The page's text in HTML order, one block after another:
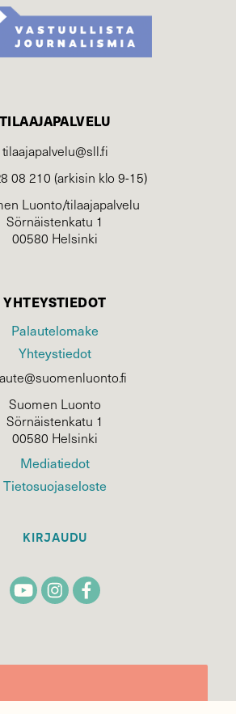
TILAAJAPALVELU
tilaajapalvelu@sll.fi
08 210 (arkisin klo 9-15)
Luonto/tilaajapalvelu
Sörnäistenkatu 1
00580 Helsinki
YHTEYSTIEDOT
Palautelomake
Yhteystiedot
Suomen Luonto
Sörnäistenkatu 1
00580 Helsinki
Mediatiedot
Tietosuojaseloste
KIRJAUDU